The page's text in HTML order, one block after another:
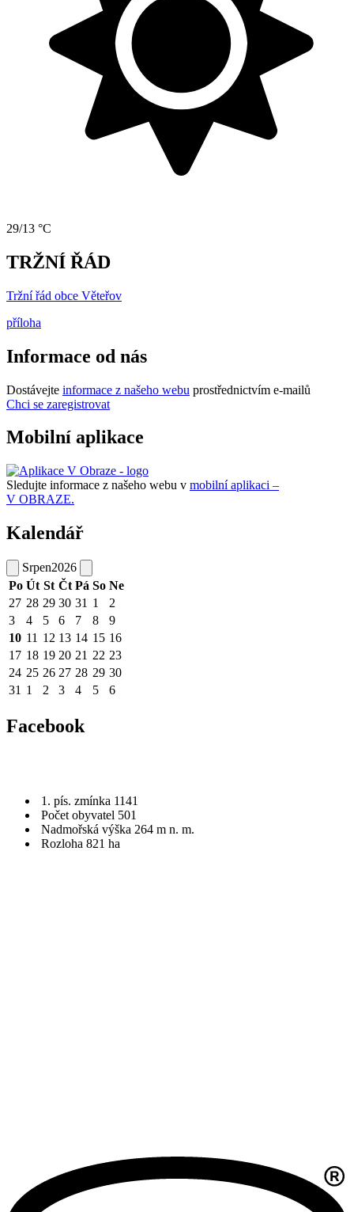
29/13 °C
TRŽNÍ ŘÁD
Tržní řád obce Věteřov
příloha
Informace od nás
Dostávejte informace z našeho webu prostřednictvím e-mailů
Chci se zaregistrovat
Mobilní aplikace
Sledujte informace z našeho webu v mobilní aplikaci –
V OBRAZE.
Kalendář
Srpen2026
Po Út St Čt Pá So Ne
27 28 29 30 31 1
2
3
4 5 6 7 8
9
10 11 12 13 14 15 16
17 18 19 20 21 22 23
24 25 26 27 28 29 30
31 1 2 3 4 5 6
Facebook
1. pís. zmínka 1141
Počet obyvatel 501
Nadmořská výška 264 m n. m.
Rozloha 821 ha